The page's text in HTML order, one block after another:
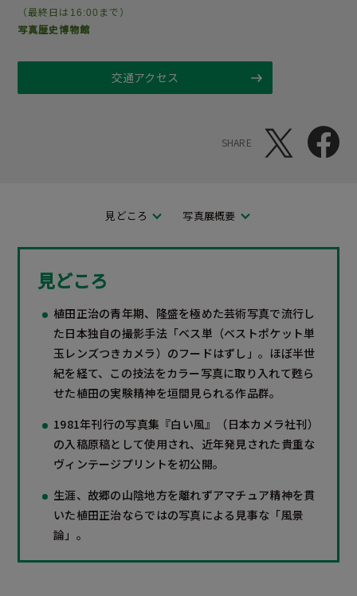
（最終日は16:00まで）
写真歴史博物館
交通アクセス
SHARE
見どころ 写真展概要
見どころ
植田正治の青年期、隆盛を極めた芸術写真で流行し
た日本独自の撮影手法「ベス単（ベストポケット単
玉レンズつきカメラ）のフードはずし」。ほぼ半世
紀を経て、この技法をカラー写真に取り入れて甦ら
せた植田の実験精神を垣間見られる作品群。
1981年刊行の写真集『白い風』（日本カメラ社刊）
の入稿原稿として使用され、近年発見された貴重な
ヴィンテージプリントを初公開。
生涯、故郷の山陰地方を離れずアマチュア精神を貫
いた植田正治ならではの写真による見事な「風景
論」。